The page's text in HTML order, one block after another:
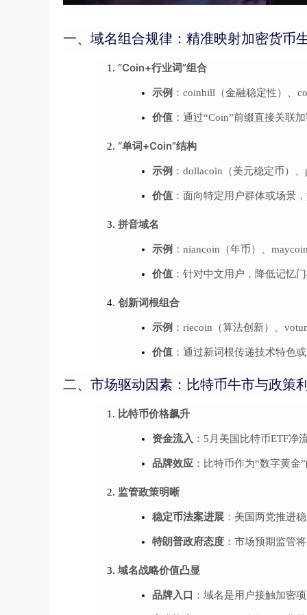
一、域名组合规律：精准映射加密货币
“Coin+行业词”组合
示例 ：coinhill（金融稳定性）、
价值 ：通过“Coin”前缀直接关联
“单词+Coin”结构
示例 ：dollacoin（美元稳定币）
价值 ：面向特定用户群体或场景
拼音域名
示例 ：niancoin（年币）、
价值 ：针对中文用户，降低记忆
创新词根组合
示例 ：riecoin（算法创新）、
价值 ：通过新词根传递技术特色
二、市场驱动因素：比特币牛市与政策
比特币价格飙升
资金流入 ：5月美国比特币ETF净
品牌效应 ：比特币作为“数字黄
监管政策明晰
稳定币法案进展 ：美国两党推进
特朗普政府态度 ：市场预期监管
域名战略价值凸显
品牌入口 ：域名是用户接触加密